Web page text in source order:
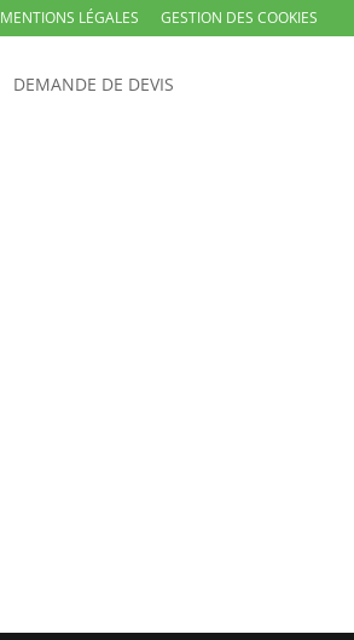
MENTIONS LÉGALES GESTION DES COOKIES
DEMANDE DE DEVIS